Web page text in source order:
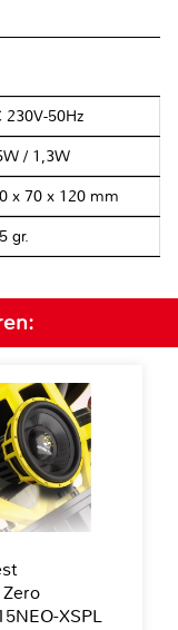
230V-50Hz
/ 1,3W
x 70 x 120 mm
gr.
XSPL